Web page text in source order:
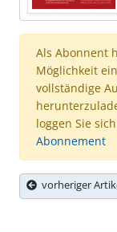
Als Abonnent
Möglichkeit
vollständige
loggen Sie
Abonnement
vorheriger